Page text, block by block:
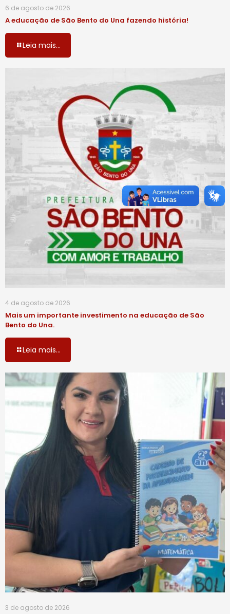
6 de agosto de 2026
A educação de São Bento do Una fazendo história!
Leia mais...
4 de agosto de 2026
Mais um importante investimento na educação de São
Bento do Una.
Leia mais...
3 de agosto de 2026